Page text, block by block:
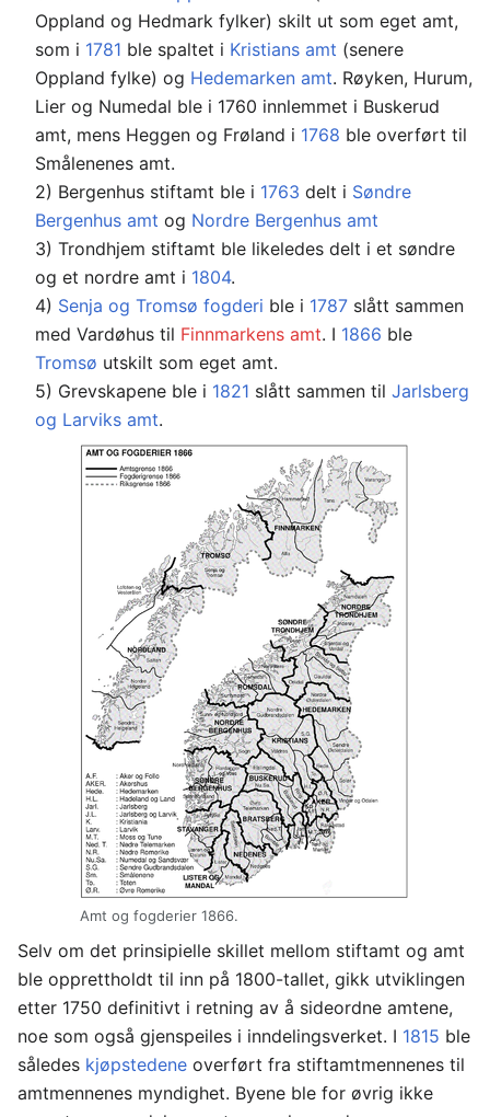
Oppland og Hedmark fylker) skilt ut som eget amt,
som i 1781 ble spaltet i Kristians amt (senere
Oppland fylke) og Hedemarken amt. Røyken, Hurum,
Lier og Numedal ble i 1760 innlemmet i Buskerud
amt, mens Heggen og Frøland i 1768 ble overført til
Smålenenes amt.
2) Bergenhus stiftamt ble i 1763 delt i Søndre
Bergenhus amt og Nordre Bergenhus amt
3) Trond­hjem stiftamt ble likeledes delt i et søndre
og et nordre amt i 1804.
4) Senja og Tromsø fogderi ble i 1787 slått sammen
med Vardøhus til Finn­markens amt. I 1866 ble
Tromsø utskilt som eget amt.
5) Grevskapene ble i 1821 slått sammen til Jarlsberg
og Larviks amt.
Amt og fogderier 1866.
Selv om det prinsipielle skillet mellom stiftamt og amt
ble opprettholdt til inn på 1800-tallet, gikk utviklingen
etter 1750 definitivt i retning av å sideordne amtene,
noe som også gjenspeiles i inndelingsverket. I 1815 ble
således kjøpstedene overført fra stiftamtmennenes til
amtmennenes myndighet. By­ene ble for øvrig ikke